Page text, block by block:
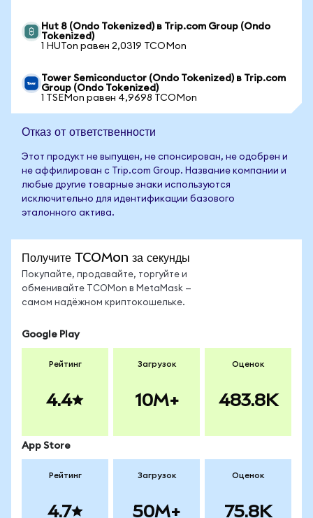
Hut 8 (Ondo Tokenized) в Trip.com Group (Ondo
Tokenized)
1 HUTon равен 2,0319 TCOMon
Tower Semiconductor (Ondo Tokenized) в Trip.com
Group (Ondo Tokenized)
1 TSEMon равен 4,9698 TCOMon
Отказ от ответственности
Этот продукт не выпущен, не спонсирован, не одобрен и
не аффилирован с Trip.com Group. Название компании и
любые другие товарные знаки используются
исключительно для идентификации базового
эталонного актива.
Получите TCOMon за секунды
Покупайте, продавайте, торгуйте и
обменивайте TCOMon в MetaMask —
самом надёжном криптокошельке.
Google Play
Рейтинг
4.4
Загрузок
10M+
Оценок
483.8K
App Store
Рейтинг
4.7
Загрузок
50M+
Оценок
75.8K